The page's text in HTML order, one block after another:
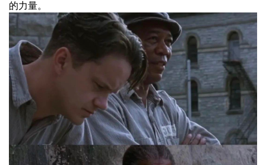
的力量。